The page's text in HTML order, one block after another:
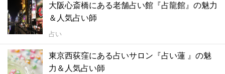
大阪心斎橋にある老舗占い館『占龍館』の魅力
＆人気占い師
占い
東京西荻窪にある占いサロン『占い蓮 』の魅
力＆人気占い師